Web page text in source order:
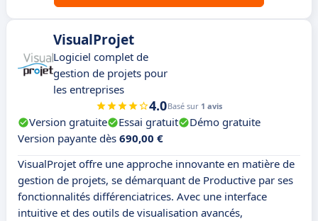
VisualProjet
Logiciel complet de
gestion de projets pour
les entreprises
4.0Basé sur 1 avis
Version gratuite Essai gratuit
Démo gratuite
Version payante dès 690,00 €
VisualProjet offre une approche innovante en matière de
gestion de projets, se démarquant de Productive par ses
fonctionnalités différenciatrices. Avec une interface
intuitive et des outils de visualisation avancés,